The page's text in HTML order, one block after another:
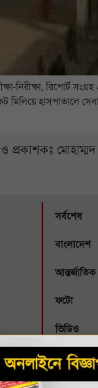
নিরীক্ষা, রিপোর্ট
হাসপাতালে
প্রকাশকঃ
সর্বশেষ
বাংলাদেশ
আন্তর্জাতিক
ফটো
ভিডিও
& Developed by: